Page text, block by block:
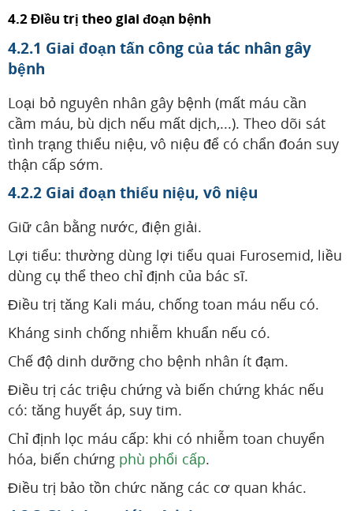
4.2 Điều trị theo giai đoạn bệnh
4.2.1 Giai đoạn tấn công của tác nhân gây
bệnh
Loại bỏ nguyên nhân gây bệnh (mất máu cần
cầm máu, bù dịch nếu mất dịch,...). Theo dõi sát
tình trạng thiểu niệu, vô niệu để có chẩn đoán suy
thận cấp sớm.
4.2.2 Giai đoạn thiểu niệu, vô niệu
Giữ cân bằng nước, điện giải.
Lợi tiểu: thường dùng lợi tiểu quai Furosemid, liều
dùng cụ thể theo chỉ định của bác sĩ.
Điều trị tăng Kali máu, chống toan máu nếu có.
Kháng sinh chống nhiễm khuẩn nếu có.
Chế độ dinh dưỡng cho bệnh nhân ít đạm.
Điều trị các triệu chứng và biến chứng khác nếu
có: tăng huyết áp, suy tim.
Chỉ định lọc máu cấp: khi có nhiễm toan chuyển
hóa, biến chứng phù phổi cấp.
Điều trị bảo tồn chức năng các cơ quan khác.